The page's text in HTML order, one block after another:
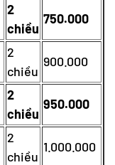
2
chiều
750.000
2
chiều
900.000
2
chiều
950.000
2
chiều
1.000.000